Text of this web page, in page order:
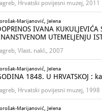
Hrvatski povijesni muzej, 2011
Marijanović, Jelena
IVANA KUKULJEVIĆA
UTEMELJENJU
Vlast. nakl., 2007
Marijanović, Jelena
1848. U HRVATSKOJ :
Hrvatski povijesni muzej, 1998
Marijanović, Jelena